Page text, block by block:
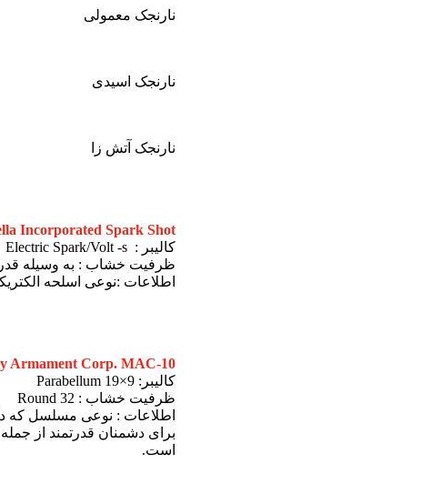
نارنجک معمولی
نارنجک اسیدی
نارنجک آتش زا
Incorporated Spark Shot
کالیبر : Electric Spark/Volt -s
ظرفیت خشاب : به وسیله
اطلاعات :نوعی اسلحه
Armament Corp. MAC-10
کالیبر: 9×19 Parabellum
ظرفیت خشاب : 32 Round
اطلاعات : نوعی مسلسل که
برای دشمنان قدرتمند از
است.